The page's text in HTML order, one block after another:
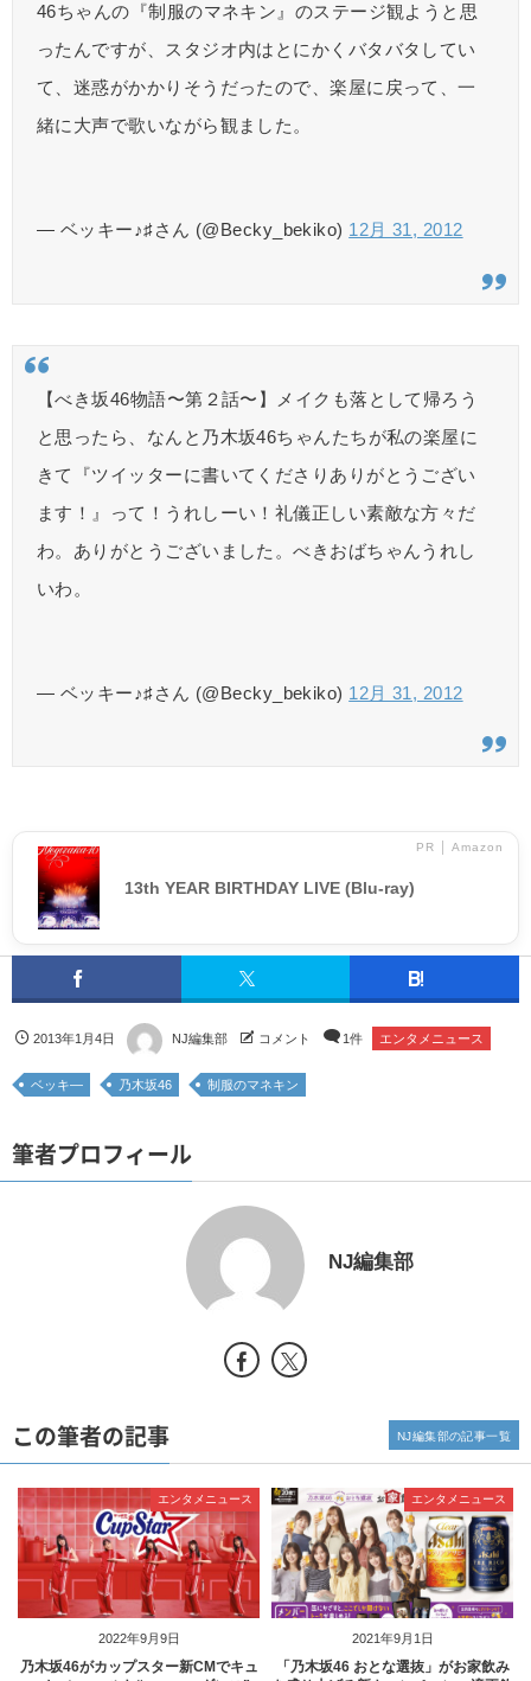
46ちゃんの『制服のマネキン』のステージ観ようと思
ったんですが、スタジオ内はとにかくバタバタしてい
て、迷惑がかかりそうだったので、楽屋に戻って、一
緒に大声で歌いながら観ました。
— ベッキー♪♯さん (@Becky_bekiko) 12月 31, 2012
【べき坂46物語〜第２話〜】メイクも落として帰ろう
と思ったら、なんと乃木坂46ちゃんたちが私の楽屋に
きて『ツイッターに書いてくださりありがとうござい
ます！』って！うれしーい！礼儀正しい素敵な方々だ
わ。ありがとうございました。べきおばちゃんうれし
いわ。
— ベッキー♪♯さん (@Becky_bekiko) 12月 31, 2012
PR │ Amazon
13th YEAR BIRTHDAY LIVE (Blu-ray)
2013年1月4日 NJ編集部 コメント 1件 エンタメニュース
ベッキ― 乃木坂46 制服のマネキン
筆者プロフィール
NJ編集部
この筆者の記事
2022年9月9日
エンタメニュース
乃木坂46がカップスター新CMでキュ
2021年9月1日
エンタメニュース
「乃木坂46 おとな選抜」がお家飲み
NJ編集部の記事一覧